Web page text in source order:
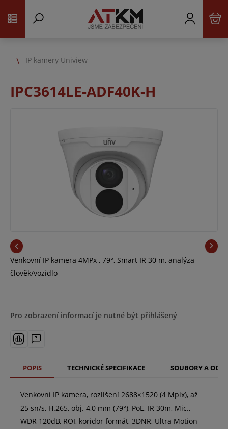
IP kamery Uniview
IPC3614LE-ADF40K-H
Venkovní IP kamera 4MPx , 79°, Smart IR 30 m, analýza
člověk/vozidlo
Pro zobrazení informací je nutné být přihlášený
POPIS TECHNICKÉ SPECIFIKACE SOUBORY A
Venkovní IP kamera, rozlišení 2688×1520 (4 Mpix), až
25 sn/s, H.265, obj. 4,0 mm (79°), PoE, IR 30m, Mic.,
WDR 120dB, ROI, koridor formát, 3DNR, Ultra Motion